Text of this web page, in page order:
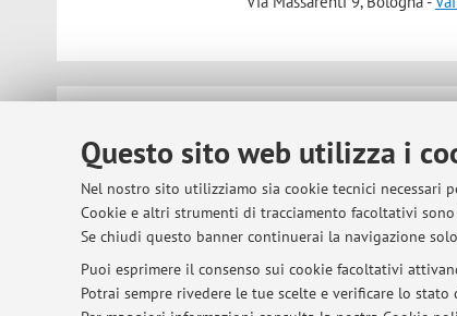
Questo sito web utilizza i
Nel nostro sito utilizziamo sia cookie tecnici
Cookie e altri strumenti di tracciamento facoltativi
Se chiudi questo banner continuerai la navigazione
Puoi esprimere il consenso sui cookie facoltativi
Potrai sempre rivedere le tue scelte e verificare lo